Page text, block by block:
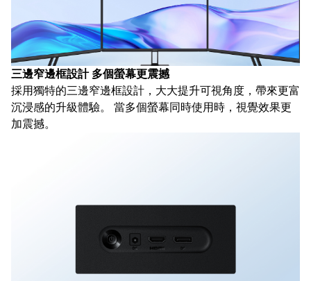
三邊窄邊框設計 多個螢幕更震撼
採用獨特的三邊窄邊框設計，大大提升可視角度，帶來更富
沉浸感的升級體驗。 當多個螢幕同時使用時，視覺效果更
加震撼。